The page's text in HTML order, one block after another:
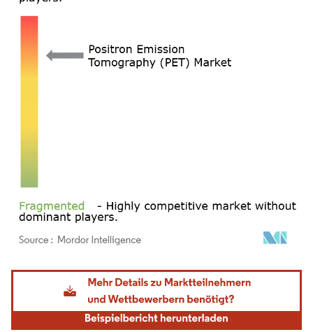
Bild © Mordor Intelligence. Wiederverwendung erfordert Namensnennung gemäß